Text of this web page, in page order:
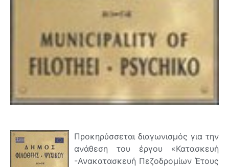
Προκηρύσσεται διαγωνισμός για την
ανάθεση του έργου «Κατασκευή
-Ανακατασκευή Πεζοδρομίων Έτους